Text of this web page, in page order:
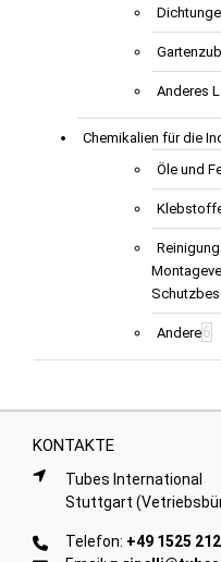
Anderes
Chemikalien für die
Öle und
Andere6
KONTAKTE
Tubes International
Stuttgart
Telefon: +49 1525